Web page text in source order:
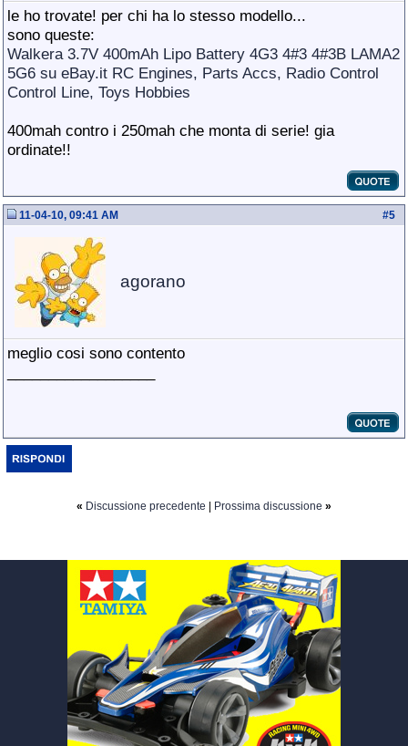
le ho trovate! per chi ha lo stesso modello...
sono queste:
Walkera 3.7V 400mAh Lipo Battery 4G3 4#3 4#3B LAMA2
5G6 su eBay.it RC Engines, Parts Accs, Radio Control
Control Line, Toys Hobbies
400mah contro i 250mah che monta di serie! gia
ordinate!!
#5
11-04-10, 09:41 AM
agorano
meglio cosi sono contento
« Discussione precedente Prossima discussione »